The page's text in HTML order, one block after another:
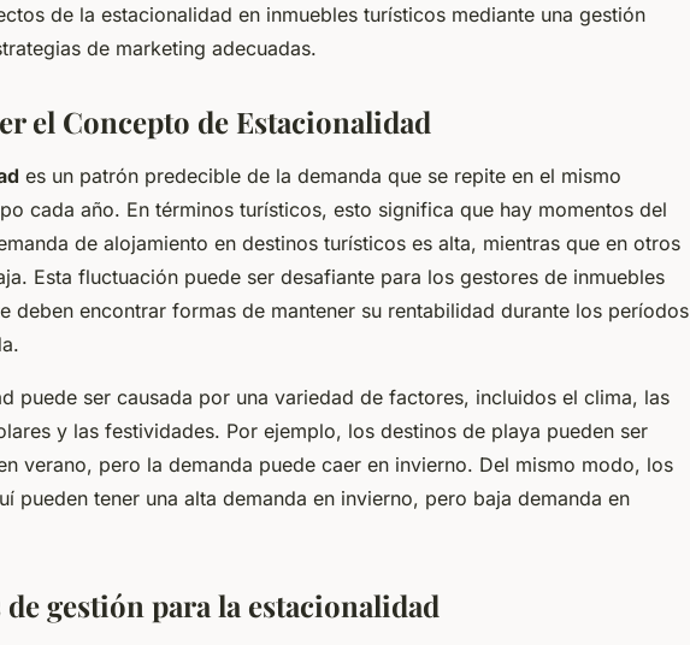
de la estacionalidad en inmuebles turísticos mediante una gestión
de marketing adecuadas.
el Concepto de Estacionalidad
es un patrón predecible de la demanda que se repite en el mismo
cada año. En términos turísticos, esto significa que hay momentos del
de alojamiento en destinos turísticos es alta, mientras que en otros
Esta fluctuación puede ser desafiante para los gestores de inmuebles
deben encontrar formas de mantener su rentabilidad durante los períodos
puede ser causada por una variedad de factores, incluidos el clima, las
y las festividades. Por ejemplo, los destinos de playa pueden ser
verano, pero la demanda puede caer en invierno. Del mismo modo, los
pueden tener una alta demanda en invierno, pero baja demanda en
de gestión para la estacionalidad